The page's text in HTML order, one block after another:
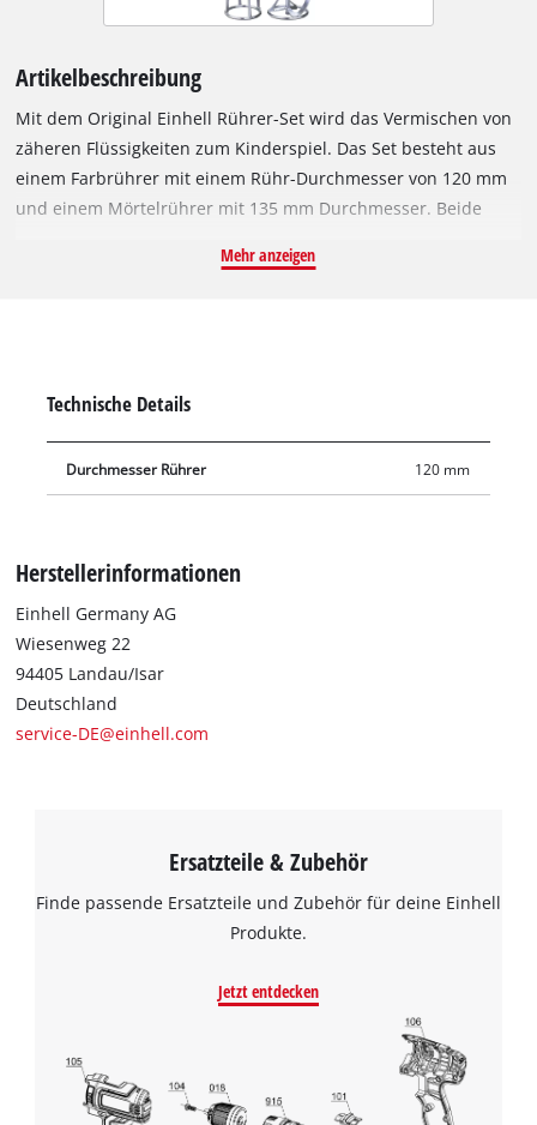
Artikelbeschreibung
Mit dem Original Einhell Rührer-Set wird das Vermischen von
zäheren Flüssigkeiten zum Kinderspiel. Das Set besteht aus
einem Farbrührer mit einem Rühr-Durchmesser von 120 mm
und einem Mörtelrührer mit 135 mm Durchmesser. Beide
Verrühren von flüssigen, aber auch zähen Materialien.
einem Mörtelrührer.
Mehr anzeigen
Technische Details
Durchmesser Rührer 120 mm
Herstellerinformationen
Einhell Germany AG
Wiesenweg 22
94405 Landau/Isar
Deutschland
service-DE@einhell.com
Ersatzteile & Zubehör
Finde passende Ersatzteile und Zubehör für deine Einhell
Produkte.
Jetzt entdecken